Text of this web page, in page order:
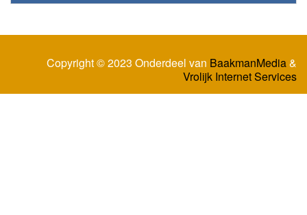
Copyright © 2023 Onderdeel van BaakmanMedia&
Vrolijk Internet Services